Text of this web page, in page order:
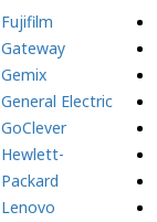
Fujifilm
Gateway
Gemix
General Electric
GoClever
Hewlett-
Packard
Lenovo